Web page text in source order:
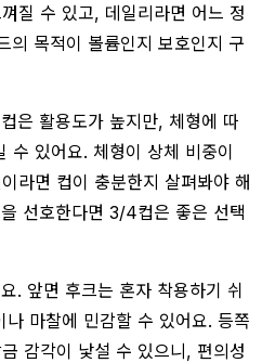
질 수 있고, 데일리라면 어느 정
의 목적이 볼륨인지 보호인지 구
은 활용도가 높지만, 체형에 따
수 있어요. 체형이 상체 비중이
라면 컵이 충분한지 살펴봐야 해
선호한다면 3/4컵은 좋은 선택
. 앞면 후크는 혼자 착용하기 쉬
마찰에 민감할 수 있어요. 등쪽
감각이 낯설 수 있으니, 편의성